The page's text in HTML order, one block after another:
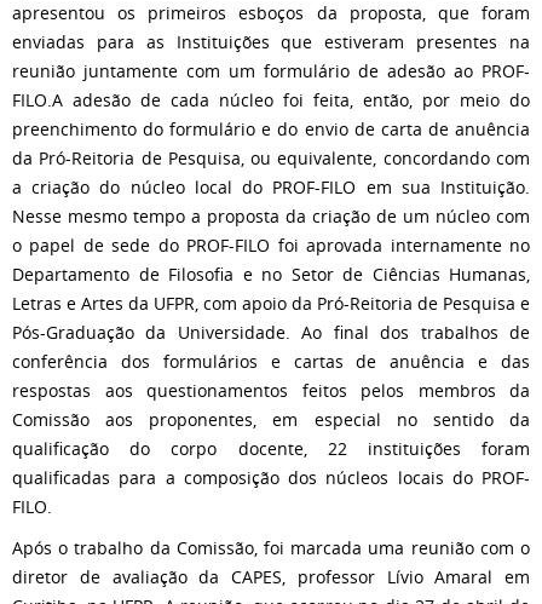
apresentou os primeiros esboços da proposta, que foram
enviadas para as Instituições que estiveram presentes na
reunião juntamente com um formulário de adesão ao PROF-
FILO.A adesão de cada núcleo foi feita, então, por meio do
preenchimento do formulário e do envio de carta de anuência
da Pró-Reitoria de Pesquisa, ou equivalente, concordando com
a criação do núcleo local do PROF-FILO em sua Instituição.
Nesse mesmo tempo a proposta da criação de um núcleo com
o papel de sede do PROF-FILO foi aprovada internamente no
Departamento de Filosofia e no Setor de Ciências Humanas,
Letras e Artes da UFPR, com apoio da Pró-Reitoria de Pesquisa e
Pós-Graduação da Universidade. Ao final dos trabalhos de
conferência dos formulários e cartas de anuência e das
respostas aos questionamentos feitos pelos membros da
Comissão aos proponentes, em especial no sentido da
qualificação do corpo docente, 22 instituições foram
qualificadas para a composição dos núcleos locais do PROF-
FILO.
Após o trabalho da Comissão, foi marcada uma reunião com o
diretor de avaliação da CAPES, professor Lívio Amaral em